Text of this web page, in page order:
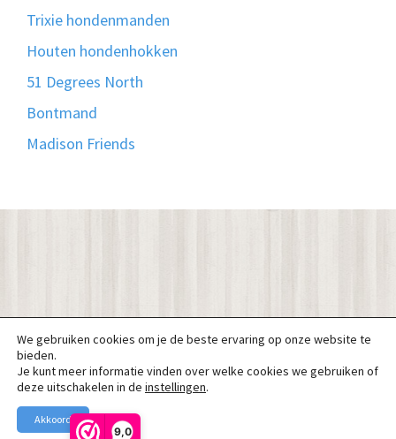
9,0
Trixie hondenmanden
Houten hondenhokken
51 Degrees North
Bontmand
Madison Friends
We gebruiken cookies om je de beste ervaring op onze website te
bieden.
Je kunt meer informatie vinden over welke cookies we gebruiken of
deze uitschakelen in de instellingen.
Akkoord